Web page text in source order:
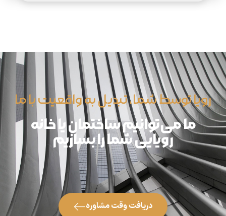
رویا توسط شما، تبدیل به واقعیت با ما
ما می‌توانیم ساختمان یا خانه
رویایی شما را بسازیم
دریافت وقت مشاوره